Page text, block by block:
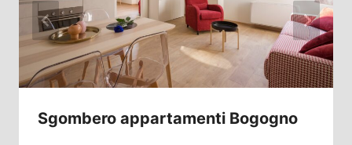
Sgombero appartamenti Bogogno